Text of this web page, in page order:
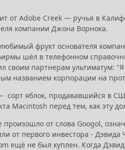
от Adobe Creek — ручья в
компании Джона Ворнока.
фрукт основателя
шёл в телефонном
своим партнерам ультиматум:
названием корпорации на
сорт яблок, продававшийся в
Macintosh перед тем, как эту
от слова Googol,
от первого инвестора -
ещё не был куплен. Когда